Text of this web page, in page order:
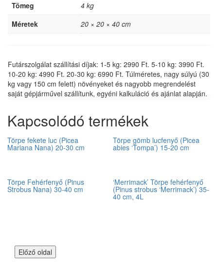
Tömeg
4 kg
Méretek
20 × 20 × 40 cm
Futárszolgálat szállítási díjak: 1-5 kg: 2990 Ft. 5-10 kg: 3990 Ft.
10-20 kg: 4990 Ft. 20-30 kg: 6990 Ft. Túlméretes, nagy súlyú (30
kg vagy 150 cm felett) növényeket és nagyobb megrendelést
saját gépjárművel szállítunk, egyéni kalkuláció és ajánlat alapján.
Kapcsolódó termékek
Törpe fekete luc (Picea
Mariana Nana) 20-30 cm
Törpe gömb lucfenyő (Picea
abies ‘Tompa’) 15-20 cm
Törpe Fehérfenyő (Pinus
Strobus Nana) 30-40 cm
‘Merrimack’ Törpe fehérfenyő
(Pinus strobus ‘Merrimack’) 35-
40 cm, 4L